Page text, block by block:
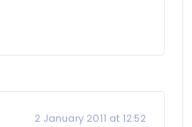
2 January 2011 at 12:52